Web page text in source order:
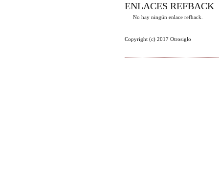
ENLACES REFBACK
No hay ningún enlace refback.
Copyright (c) 2017 Otrosiglo